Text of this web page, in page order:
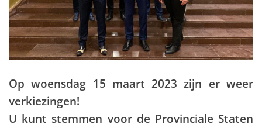
Op woensdag 15 maart 2023 zijn er weer
verkiezingen!
U kunt stemmen voor de Provinciale Staten